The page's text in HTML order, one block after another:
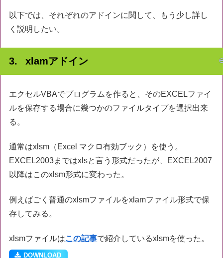
以下では、それぞれのアドインに関して、もう少し詳し
く説明したい。
xlamアドイン
エクセルVBAでプログラムを作ると、そのEXCELファイ
ルを保存する場合に幾つかのファイルタイプを選択出来
る。
通常はxlsm（Excel マクロ有効ブック）を使う。
EXCEL2003まではxlsと言う形式だったが、EXCEL2007
以降はこのxlsm形式に変わった。
例えばごく普通のxlsmファイルをxlamファイル形式で保
存してみる。
xlsmファイルはこの記事で紹介しているxlsmを使った。